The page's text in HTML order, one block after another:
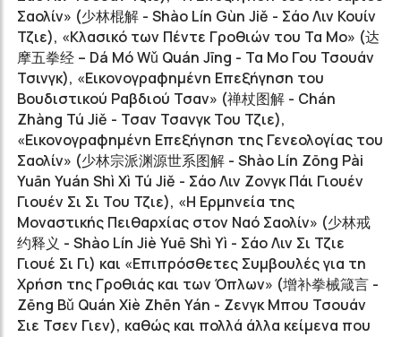
Σαολίν» (少林棍解 - Shào Lín Gùn Jiě - Σάο Λιν Κουίν
Τζιε), «Κλασικό των Πέντε Γροθιών του Τα Μο» (达
摩五拳经 – Dá Mó Wǔ Quán Jīng - Τα Μο Γου Τσουάν
Τσινγκ), «Εικονογραφημένη Επεξήγηση του
Βουδιστικού Ραβδιού Τσαν» (禅杖图解 - Chán
Zhàng Tú Jiě - Τσαν Τσανγκ Του Τζιε),
«Εικονογραφημένη Επεξήγηση της Γενεολογίας του
Σαολίν» (少林宗派渊源世系图解 - Shào Lín Zōng Pài
Yuān Yuán Shì Xì Tú Jiě - Σάο Λιν Ζονγκ Πάι Γιουέν
Γιουέν Σι Σι Του Τζιε), «Η Ερμηνεία της
Μοναστικής Πειθαρχίας στον Ναό Σαολίν» (少林戒
约释义 - Shào Lín Jiè Yuē Shì Yì - Σάο Λιν Σι Τζιε
Γιουέ Σι Γι) και «Επιπρόσθετες Συμβουλές για τη
Χρήση της Γροθιάς και των Όπλων» (增补拳械箴言 -
Zēng Bǔ Quán Xiè Zhēn Yán - Ζενγκ Μπου Τσουάν
Σιε Τσεν Γιεν), καθώς και πολλά άλλα κείμενα που